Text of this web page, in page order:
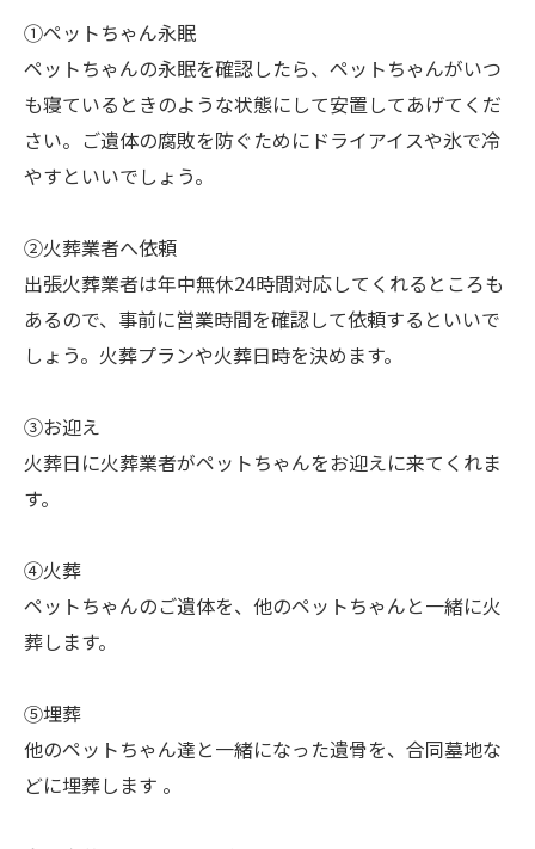
①ペットちゃん永眠
ペットちゃんの永眠を確認したら、ペットちゃんがいつ
も寝ているときのような状態にして安置してあげてくだ
さい。ご遺体の腐敗を防ぐためにドライアイスや氷で冷
やすといいでしょう。
②火葬業者へ依頼
出張火葬業者は年中無休24時間対応してくれるところも
あるので、事前に営業時間を確認して依頼するといいで
しょう。火葬プランや火葬日時を決めます。
③お迎え
火葬日に火葬業者がペットちゃんをお迎えに来てくれま
す。
④火葬
ペットちゃんのご遺体を、他のペットちゃんと一緒に火
葬します。
⑤埋葬
他のペットちゃん達と一緒になった遺骨を、合同墓地な
どに埋葬します 。